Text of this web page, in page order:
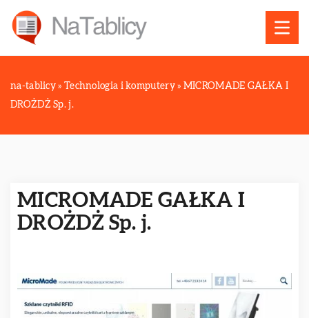
na-tablicy » Technologia i komputery» MICROMADE GAŁKA I
DROŻDŻ Sp. j.
MICROMADE GAŁKA I
DROŻDŻ Sp. j.